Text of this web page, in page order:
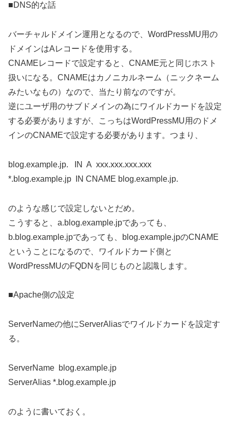
■DNS的な話
バーチャルドメイン運用となるので、WordPressMU用の
ドメインはAレコードを使用する。
CNAMEレコードで設定すると、CNAME元と同じホスト
扱いになる。CNAMEはカノニカルネーム（ニックネーム
みたいなもの）なので、当たり前なのですが。
逆にユーザ用のサブドメインの為にワイルドカードを設定
する必要がありますが、こっちはWordPressMU用のドメ
インのCNAMEで設定する必要があります。つまり、
blog.example.jp. IN A xxx.xxx.xxx.xxx
*.blog.example.jp IN CNAME blog.example.jp.
のような感じで設定しないとだめ。
こうすると、a.blog.example.jpであっても、
b.blog.example.jpであっても、blog.example.jpのCNAME
ということになるので、ワイルドカード側と
WordPressMUのFQDNを同じものと認識します。
■Apache側の設定
ServerNameの他にServerAliasでワイルドカードを設定す
る。
ServerName blog.example.jp
ServerAlias *.blog.example.jp
のように書いておく。